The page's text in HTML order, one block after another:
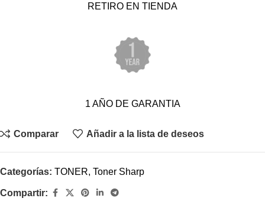
RETIRO EN TIENDA
1 AÑO DE GARANTIA
Comparar Añadir a la lista de deseos
Categorías: TONER, Toner Sharp
Compartir: